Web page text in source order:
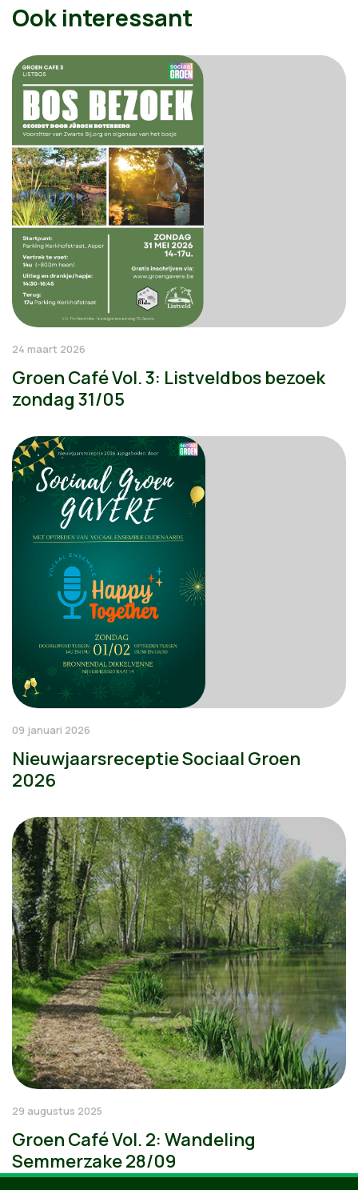
Ook interessant
24 maart 2026
Groen Café Vol. 3: Listveldbos bezoek
zondag 31/05
09 januari 2026
Nieuwjaarsreceptie Sociaal Groen
2026
29 augustus 2025
Groen Café Vol. 2: Wandeling
Semmerzake 28/09